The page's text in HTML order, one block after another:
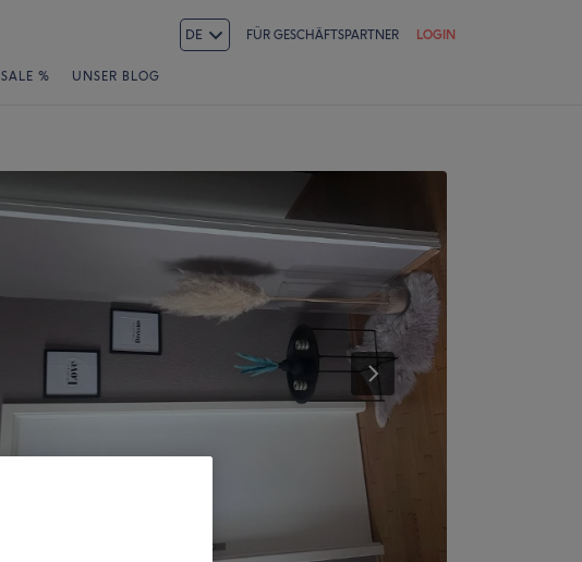
DE FÜR GESCHÄFTSPARTNER LOGIN
SALE % UNSER BLOG